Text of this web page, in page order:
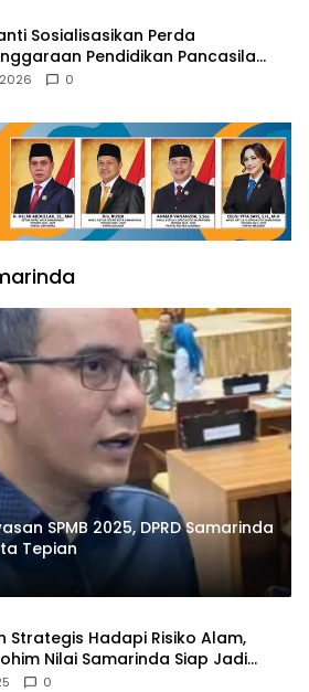
Sosialisasikan Perda
Pendidikan Pancasila
Kebangsaan
0
SPMB 2025, DPRD Samarinda
Tepian
Strategis Hadapi Risiko Alam,
Nilai Samarinda Siap Jadi
Bencana Kalimantan
0